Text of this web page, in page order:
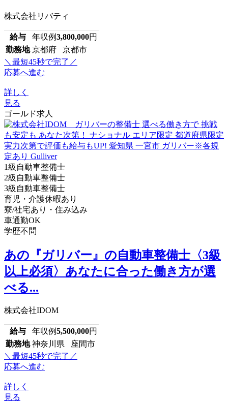
株式会社リバティ
給与 年収例3,800,000円
勤務地 京都府 京都市
＼最短45秒で完了／
応募へ進む
詳しく
見る
ゴールド求人
1級自動車整備士
2級自動車整備士
3級自動車整備士
育児・介護休暇あり
寮/社宅あり・住み込み
車通勤OK
学歴不問
あの『ガリバー』の自動車整備士〈3級
以上必須〉あなたに合った働き方が選
べる...
株式会社IDOM
給与 年収例5,500,000円
勤務地 神奈川県 座間市
＼最短45秒で完了／
応募へ進む
詳しく
見る